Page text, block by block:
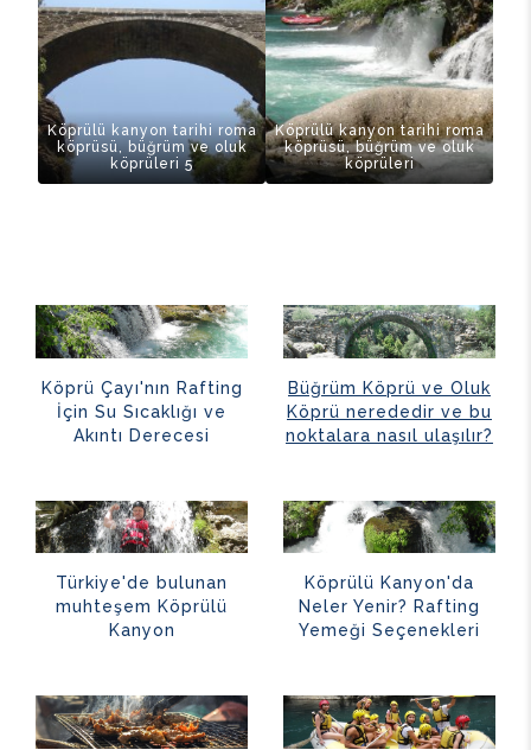
Köprülü kanyon tarihi roma
köprüsü, büğrüm ve oluk
köprüleri 5
Köprülü kanyon tarihi roma
köprüsü, büğrüm ve oluk
köprüleri
Köprü Çayı'nın Rafting
İçin Su Sıcaklığı ve
Akıntı Derecesi
Büğrüm Köprü ve Oluk
Köprü nerededir ve bu
noktalara nasıl ulaşılır?
Türkiye'de bulunan
muhteşem Köprülü
Kanyon
Köprülü Kanyon'da
Neler Yenir? Rafting
Yemeği Seçenekleri